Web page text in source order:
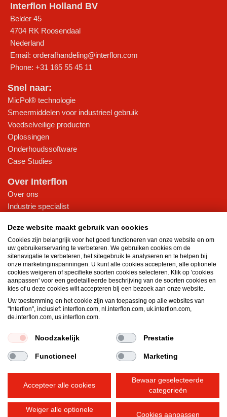
Interflon Holland BV
Belder 45
4704 RK Roosendaal
Nederland
Email: orderafhandeling@interflon.com
Phone: +31 165 55 45 11
Snel naar:
MicPol® technologie
Smeermiddelen voor industrieel gebruik
Voedselveilige producten
Oplossingen
Onderhoudssoftware
Case Studies
Over Interflon
Over ons
Industrie specialist
Klanten ervaringen
Nieuws
Kennisbank
Downloads
Belang van goede smeermiddelen
Smeerolie voor de industrie
Eigenschappen van smeervet
Kennisbank (intern)
Algemene voorwaarden Privacy statement
Impressum
Cookiebeleid
Deze website maakt gebruik van cookies
Cookies zijn belangrijk voor het goed functioneren van onze website en om
uw gebruikerservaring te verbeteren. We gebruiken cookies om de
sitenavigatie te verbeteren, het sitegebruik te analyseren en te helpen bij
onze marketinginspanningen. U kunt alle cookies accepteren, alle optionele
cookies weigeren of specifieke soorten cookies selecteren. Klik op 'cookies
aanpassen' voor een gedetailleerde beschrijving van de soorten cookies en
kies of u deze cookies wilt accepteren bij een bezoek aan onze website.
Uw toestemming en het cookie zijn van toepassing op alle websites van
"Interflon", inclusief: interflon.com, nl.interflon.com, uk.interflon.com,
de.interflon.com, us.interflon.com.
Noodzakelijk Prestatie
Functioneel Marketing
Accepteer alle cookies
Bewaar geselecteerde
categorieën
Weiger alle optionele
Cookies aanpassen